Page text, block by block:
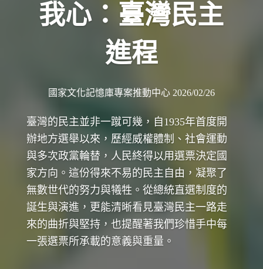
我心：臺灣民主
進程
國家文化記憶庫專案推動中心 2026/02/26
臺灣的民主並非一蹴可幾，自1935年首度開
辦地方選舉以來，歷經威權體制、社會運動
與多次政黨輪替，人民終得以用選票決定國
家方向。這份得來不易的民主自由，凝聚了
無數世代的努力與犧牲。從總統直選制度的
誕生與演進，更能清晰看見臺灣民主一路走
來的曲折與堅持，也提醒著我們珍惜手中每
一張選票所承載的意義與重量。